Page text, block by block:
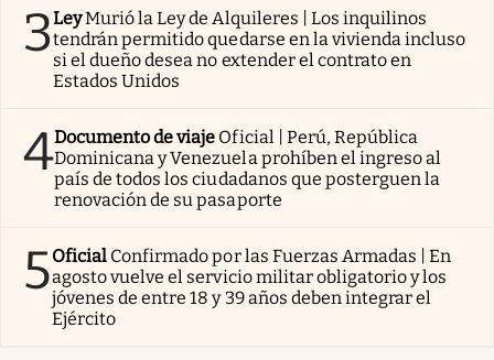
3LeyMurió la Ley de Alquileres | Los inquilinos
tendrán permitido quedarse en la vivienda incluso
si el dueño desea no extender el contrato en
Estados Unidos
4Documento de viaje Oficial | Perú, República
Dominicana y Venezuela prohíben el ingreso al
país de todos los ciudadanos que posterguen la
renovación de su pasaporte
5Oficial Confirmado por las Fuerzas Armadas | En
agosto vuelve el servicio militar obligatorio y los
jóvenes de entre 18 y 39 años deben integrar el
Ejército